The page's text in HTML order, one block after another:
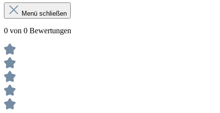
Menü schließen
0 von 0 Bewertungen